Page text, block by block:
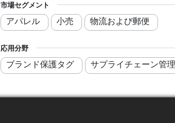
市場セグメント
アパレル 小売 物流および郵便
応用分野
ブランド保護タグ サプライチェーン管理